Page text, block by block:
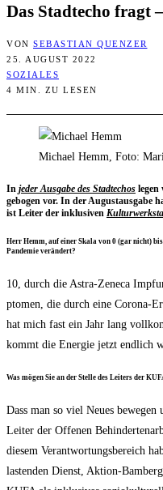
Das Stadt­echo fragt
VON SEBASTIAN QUENZER
25. AUGUST 2022
SOZIALES
4 MIN. ZU LESEN
Michael Hemm, Foto:
In jeder Aus­ga­be des Stadt­echos legen
ge­bo­gen vor. In der August­aus­ga­be
ist Lei­ter der inklu­si­ven
Herr Hemm, auf einer Ska­la von 0 (gar nicht)
Pan­de­mie verändert?
10, durch die Astra-Zene­ca
pto­men, die durch eine Coro­na-
hat mich fast ein Jahr lang
kommt die Ener­gie jetzt end­lich
Was mögen Sie an der Stel­le des Lei­ters der
Dass man so viel Neu­es
Lei­ter der Offe­nen
die­sem Ver­ant­wor­tungs­be­reich
las­ten­den Dienst, Akti­on-